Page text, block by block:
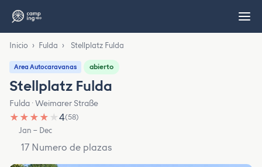
Inicio › Fulda › Stellplatz Fulda
Area Autocaravanas abierto
Stellplatz Fulda
Fulda · Weimarer Straße
★ ★ ★ ★ ★4(58)
Jan – Dec
17 Numero de plazas